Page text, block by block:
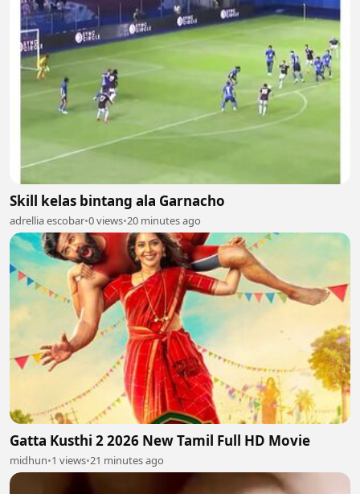
Skill kelas bintang ala Garnacho
adrellia escobar•0 views•20 minutes ago
Gatta Kusthi 2 2026 New Tamil Full HD Movie
midhun•1 views•21 minutes ago